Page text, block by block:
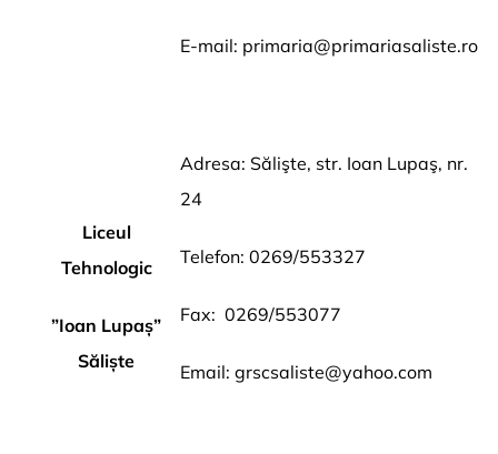
E-mail: primaria@primariasaliste.ro
Liceul
Tehnologic
”Ioan Lupaș”
Săliște
Adresa: Sălişte, str. Ioan Lupaş, nr.
24
Telefon: 0269/553327
Fax: 0269/553077
Email: grscsaliste@yahoo.com